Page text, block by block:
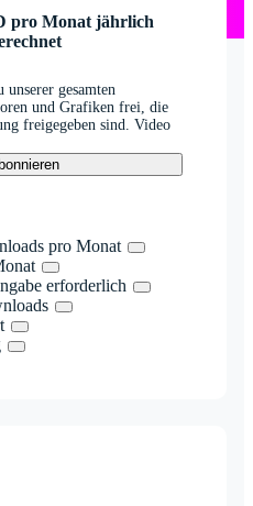
pro Monat jährlich
unserer gesamten
und Grafiken frei, die
freigegeben sind. Video
pro Monat
erforderlich